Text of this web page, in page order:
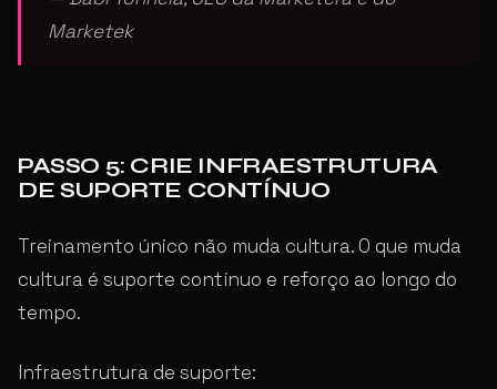
Marketek
PASSO 5: CRIE INFRAESTRUTURA
DE SUPORTE CONTÍNUO
Treinamento único não muda cultura. O que muda
cultura é suporte contínuo e reforço ao longo do
tempo.
Infraestrutura de suporte: